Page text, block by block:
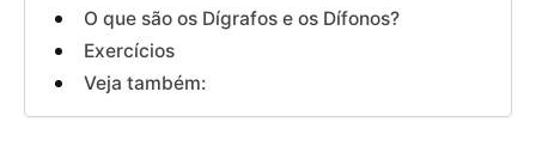
O que são os Dígrafos e os Dífonos?
Exercícios
Veja também: